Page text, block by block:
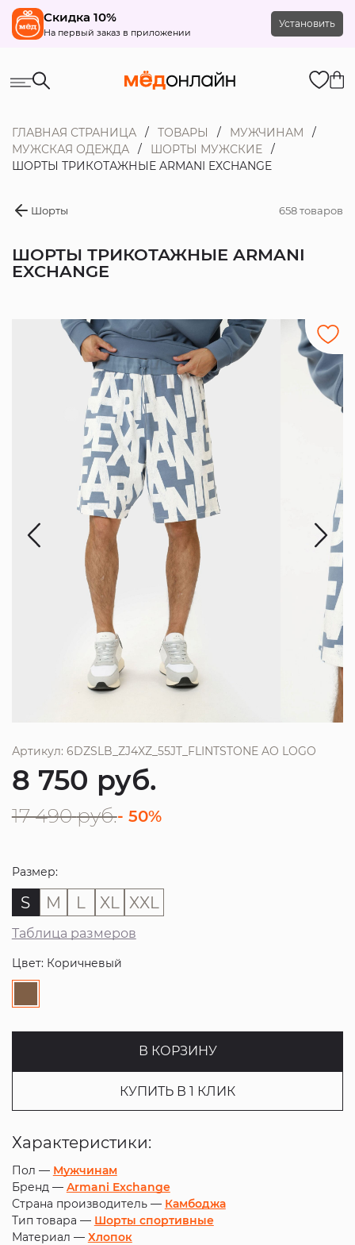
Скидка 10%
На первый заказ в приложении
Установить
ГЛАВНАЯ СТРАНИЦА ТОВАРЫ
МУЖЧИНАМ
МУЖСКАЯ ОДЕЖДА
ШОРТЫ МУЖСКИЕ
ШОРТЫ ТРИКОТАЖНЫЕ ARMANI EXCHANGE
Шорты 658 товаров
ШОРТЫ ТРИКОТАЖНЫЕ ARMANI
EXCHANGE
Артикул: 6DZSLB_ZJ4XZ_55JT_FLINTSTONE AO LOGO
8 750 руб.
17 490 руб.- 50%
Размер:
S M L XL XXL
Таблица размеров
Цвет: Коричневый
В КОРЗИНУ
КУПИТЬ В 1 КЛИК
Характеристики:
Пол — Мужчинам
Бренд — Armani Exchange
Страна производитель — Камбоджа
Тип товара — Шорты спортивные
Материал — Хлопок